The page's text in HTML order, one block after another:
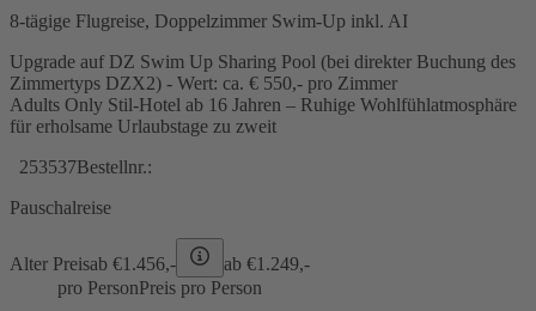
8-tägige Flugreise, Doppelzimmer Swim-Up inkl. AI
Upgrade auf DZ Swim Up Sharing Pool (bei direkter Buchung des
Zimmertyps DZX2) - Wert: ca. € 550,- pro Zimmer
Adults Only Stil-Hotel ab 16 Jahren – Ruhige Wohlfühlatmosphäre
für erholsame Urlaubstage zu zweit
253537Bestellnr.:
Pauschalreise
Alter Preisab €1.456,- ab €1.249,-
pro PersonPreis pro Person